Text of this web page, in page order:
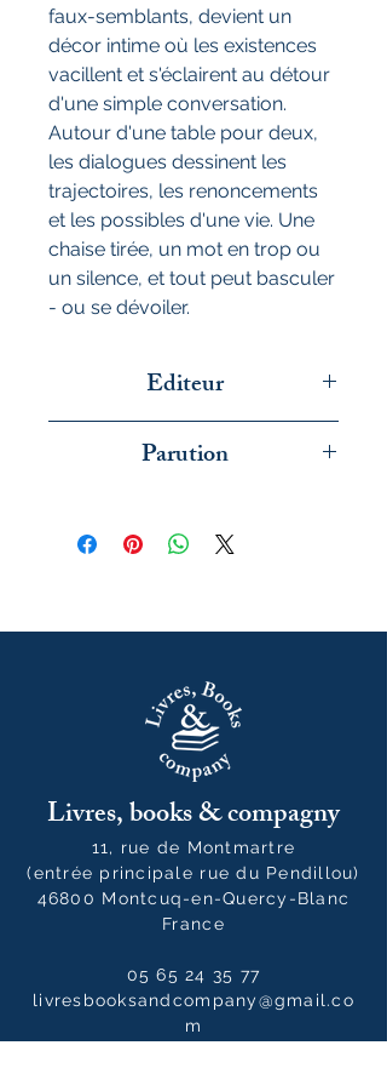
faux-semblants, devient un
décor intime où les existences
vacillent et s'éclairent au détour
d'une simple conversation.
Autour d'une table pour deux,
les dialogues dessinent les
trajectoires, les renoncements
et les possibles d'une vie. Une
chaise tirée, un mot en trop ou
un silence, et tout peut basculer
- ou se dévoiler.
Editeur
Parution
Livres, books & compagny
11, rue de Montmartre
(entrée principale rue du Pendillou)
46800 Montcuq-en-Quercy-Blanc
France
05 65 24 35 77
livresbooksandcompany@gmail.co
m